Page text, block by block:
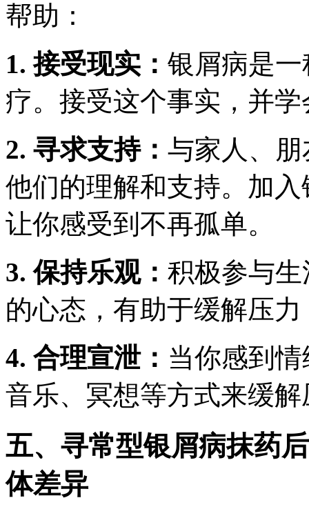
帮助：
1. 接受现实： 银屑病是
疗。接受这个事实，并
2. 寻求支持： 与家人、
他们的理解和支持。加
让你感受到不再孤单。
3. 保持乐观： 积极参与
的心态，有助于缓解压
4. 合理宣泄： 当你感到
音乐、冥想等方式来缓解
五、寻常型银屑病抹药
体差异